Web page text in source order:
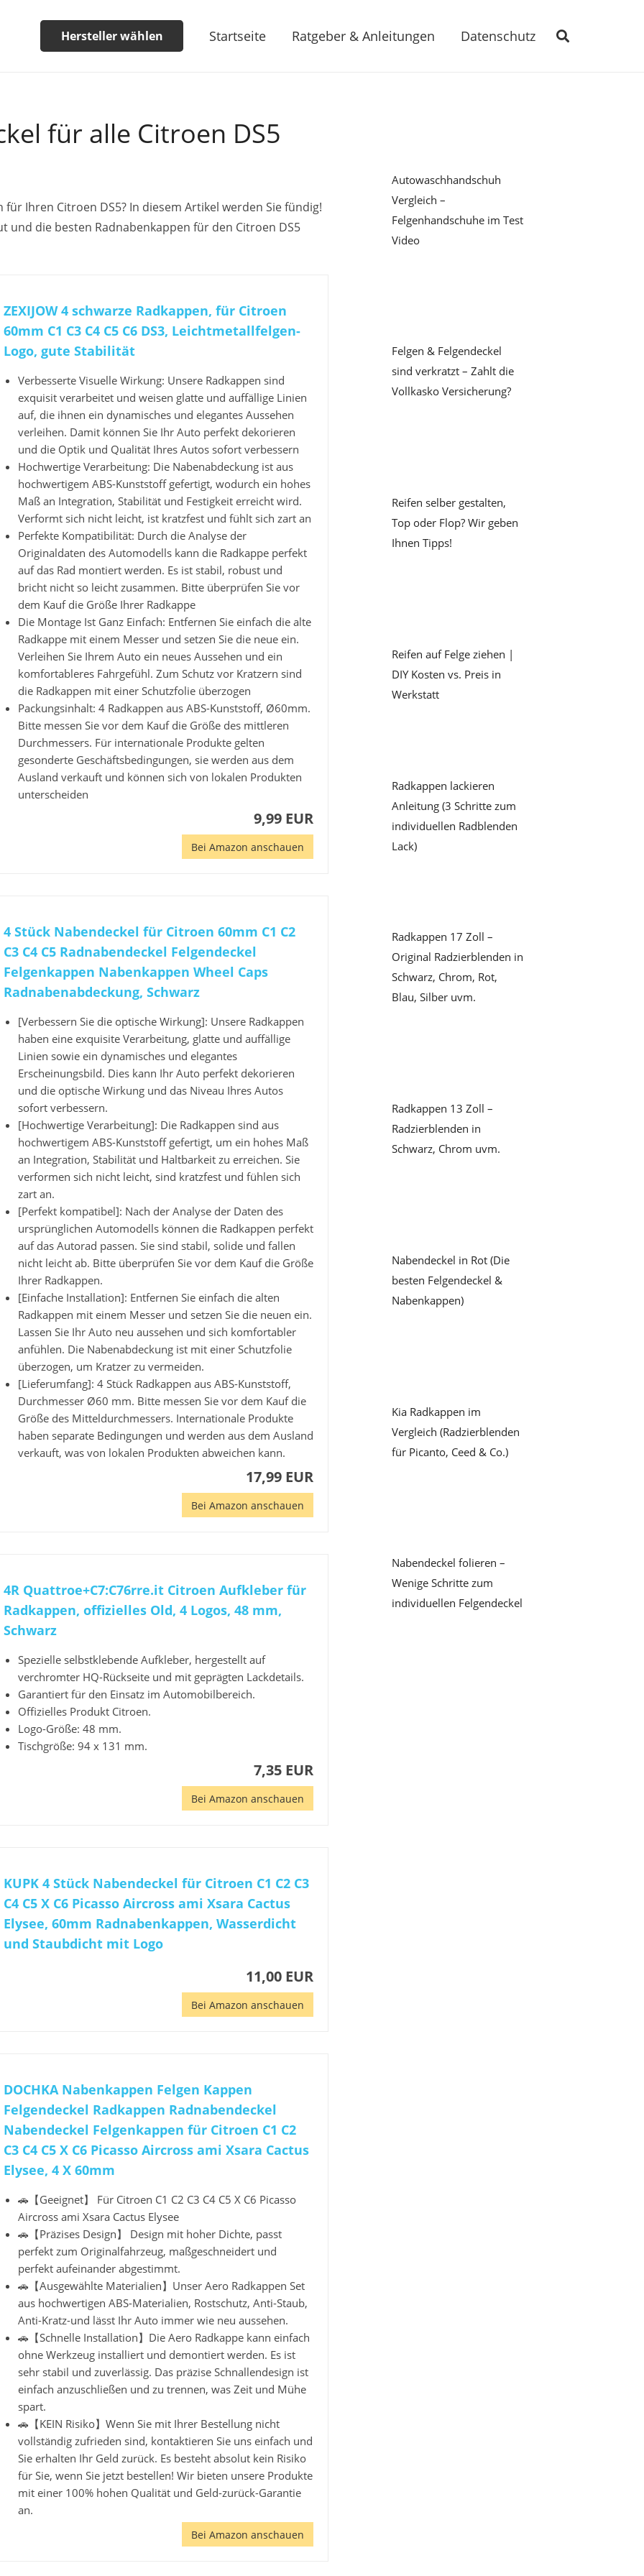
Hersteller wählen Startseite Ratgeber & Anleitungen Datenschutz
für alle Citroen DS5
Ihren Citroen DS5? In diesem Artikel werden Sie fündig!
und die besten Radnabenkappen für den Citroen DS5
ZEXIJOW 4 schwarze Radkappen, für Citroen
60mm C1 C3 C4 C5 C6 DS3, Leichtmetallfelgen-
Logo, gute Stabilität
Verbesserte Visuelle Wirkung: Unsere Radkappen sind
exquisit verarbeitet und weisen glatte und auffällige Linien
auf, die ihnen ein dynamisches und elegantes Aussehen
verleihen. Damit können Sie Ihr Auto perfekt dekorieren
und die Optik und Qualität Ihres Autos sofort verbessern
Hochwertige Verarbeitung: Die Nabenabdeckung ist aus
hochwertigem ABS-Kunststoff gefertigt, wodurch ein hohes
Maß an Integration, Stabilität und Festigkeit erreicht wird.
Verformt sich nicht leicht, ist kratzfest und fühlt sich zart an
Perfekte Kompatibilität: Durch die Analyse der
Originaldaten des Automodells kann die Radkappe perfekt
auf das Rad montiert werden. Es ist stabil, robust und
bricht nicht so leicht zusammen. Bitte überprüfen Sie vor
dem Kauf die Größe Ihrer Radkappe
Die Montage Ist Ganz Einfach: Entfernen Sie einfach die alte
Radkappe mit einem Messer und setzen Sie die neue ein.
Verleihen Sie Ihrem Auto ein neues Aussehen und ein
komfortableres Fahrgefühl. Zum Schutz vor Kratzern sind
die Radkappen mit einer Schutzfolie überzogen
Packungsinhalt: 4 Radkappen aus ABS-Kunststoff, Ø60mm.
Bitte messen Sie vor dem Kauf die Größe des mittleren
Durchmessers. Für internationale Produkte gelten
gesonderte Geschäftsbedingungen, sie werden aus dem
Ausland verkauft und können sich von lokalen Produkten
unterscheiden
9,99 EUR
Bei Amazon anschauen
4 Stück Nabendeckel für Citroen 60mm C1 C2
C3 C4 C5 Radnabendeckel Felgendeckel
Felgenkappen Nabenkappen Wheel Caps
Radnabenabdeckung, Schwarz
[Verbessern Sie die optische Wirkung]: Unsere Radkappen
haben eine exquisite Verarbeitung, glatte und auffällige
Linien sowie ein dynamisches und elegantes
Erscheinungsbild. Dies kann Ihr Auto perfekt dekorieren
und die optische Wirkung und das Niveau Ihres Autos
sofort verbessern.
[Hochwertige Verarbeitung]: Die Radkappen sind aus
hochwertigem ABS-Kunststoff gefertigt, um ein hohes Maß
an Integration, Stabilität und Haltbarkeit zu erreichen. Sie
verformen sich nicht leicht, sind kratzfest und fühlen sich
zart an.
[Perfekt kompatibel]: Nach der Analyse der Daten des
ursprünglichen Automodells können die Radkappen perfekt
auf das Autorad passen. Sie sind stabil, solide und fallen
nicht leicht ab. Bitte überprüfen Sie vor dem Kauf die Größe
Ihrer Radkappen.
[Einfache Installation]: Entfernen Sie einfach die alten
Radkappen mit einem Messer und setzen Sie die neuen ein.
Lassen Sie Ihr Auto neu aussehen und sich komfortabler
anfühlen. Die Nabenabdeckung ist mit einer Schutzfolie
überzogen, um Kratzer zu vermeiden.
[Lieferumfang]: 4 Stück Radkappen aus ABS-Kunststoff,
Durchmesser Ø60 mm. Bitte messen Sie vor dem Kauf die
Größe des Mitteldurchmessers. Internationale Produkte
haben separate Bedingungen und werden aus dem Ausland
verkauft, was von lokalen Produkten abweichen kann.
17,99 EUR
Bei Amazon anschauen
4R Quattroe+C7:C76rre.it Citroen Aufkleber für
Radkappen, offizielles Old, 4 Logos, 48 mm,
Schwarz
Spezielle selbstklebende Aufkleber, hergestellt auf
verchromter HQ-Rückseite und mit geprägten Lackdetails.
Garantiert für den Einsatz im Automobilbereich.
Offizielles Produkt Citroen.
Logo-Größe: 48 mm.
Tischgröße: 94 x 131 mm.
7,35 EUR
Bei Amazon anschauen
KUPK 4 Stück Nabendeckel für Citroen C1 C2 C3
C4 C5 X C6 Picasso Aircross ami Xsara Cactus
Elysee, 60mm Radnabenkappen, Wasserdicht
und Staubdicht mit Logo
11,00 EUR
Bei Amazon anschauen
DOCHKA Nabenkappen Felgen Kappen
Felgendeckel Radkappen Radnabendeckel
Nabendeckel Felgenkappen für Citroen C1 C2
C3 C4 C5 X C6 Picasso Aircross ami Xsara Cactus
Elysee, 4 X 60mm
🚗【Geeignet】 Für Citroen C1 C2 C3 C4 C5 X C6 Picasso
Aircross ami Xsara Cactus Elysee
🚗【Präzises Design】 Design mit hoher Dichte, passt
perfekt zum Originalfahrzeug, maßgeschneidert und
perfekt aufeinander abgestimmt.
🚗【Ausgewählte Materialien】Unser Aero Radkappen Set
aus hochwertigen ABS-Materialien, Rostschutz, Anti-Staub,
Anti-Kratz-und lässt Ihr Auto immer wie neu aussehen.
🚗【Schnelle Installation】Die Aero Radkappe kann einfach
ohne Werkzeug installiert und demontiert werden. Es ist
sehr stabil und zuverlässig. Das präzise Schnallendesign ist
einfach anzuschließen und zu trennen, was Zeit und Mühe
spart.
🚗【KEIN Risiko】Wenn Sie mit Ihrer Bestellung nicht
vollständig zufrieden sind, kontaktieren Sie uns einfach und
Sie erhalten Ihr Geld zurück. Es besteht absolut kein Risiko
für Sie, wenn Sie jetzt bestellen! Wir bieten unsere Produkte
mit einer 100% hohen Qualität und Geld-zurück-Garantie
an.
Bei Amazon anschauen
Autowaschhandschuh
Vergleich –
Felgenhandschuhe im Test
Video
Felgen & Felgendeckel
sind verkratzt – Zahlt die
Vollkasko Versicherung?
Reifen selber gestalten,
Top oder Flop? Wir geben
Ihnen Tipps!
Reifen auf Felge ziehen |
DIY Kosten vs. Preis in
Werkstatt
Radkappen lackieren
Anleitung (3 Schritte zum
individuellen Radblenden
Lack)
Radkappen 17 Zoll –
Original Radzierblenden in
Schwarz, Chrom, Rot,
Blau, Silber uvm.
Radkappen 13 Zoll –
Radzierblenden in
Schwarz, Chrom uvm.
Nabendeckel in Rot (Die
besten Felgendeckel &
Nabenkappen)
Kia Radkappen im
Vergleich (Radzierblenden
für Picanto, Ceed & Co.)
Nabendeckel folieren –
Wenige Schritte zum
individuellen Felgendeckel